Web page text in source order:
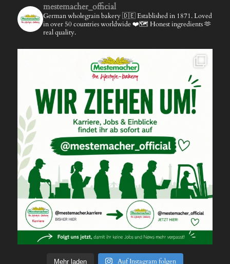
mestemacher_official
German wholegrain bakery 🇩🇪Established in 1871.Loved
in over 50 countries worldwide ❤️🗺️ Honest ingredients 🫶
real quality.
Mehr laden Auf Instagram folgen